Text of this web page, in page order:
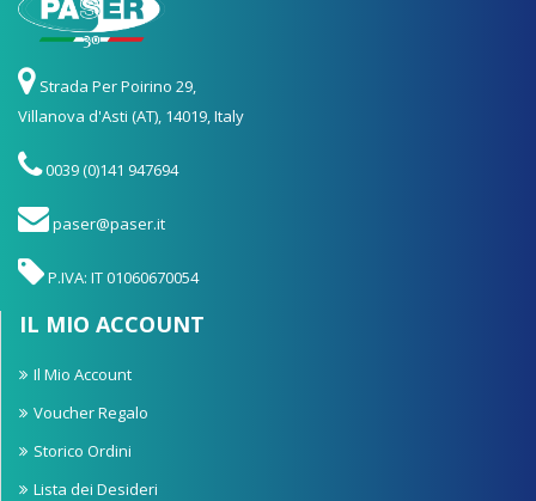
Strada Per Poirino 29,
Villanova d'Asti (AT), 14019, Italy
0039 (0)141 947694
paser@paser.it
P.IVA: IT 01060670054
IL MIO ACCOUNT
Il Mio Account
Voucher Regalo
Storico Ordini
Lista dei Desideri